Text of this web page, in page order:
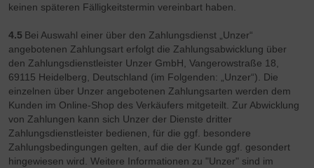
keinen späteren Fälligkeitstermin vereinbart haben.
4.5 Bei Auswahl einer über den Zahlungsdienst „Unzer“
angebotenen Zahlungsart erfolgt die Zahlungsabwicklung über
den Zahlungsdienstleister Unzer GmbH, Vangerowstraße 18,
69115 Heidelberg, Deutschland (im Folgenden: „Unzer“). Die
einzelnen über Unzer angebotenen Zahlungsarten werden dem
Kunden im Online-Shop des Verkäufers mitgeteilt. Zur Abwicklung
von Zahlungen kann sich Unzer der Dienste dritter
Zahlungsdienstleister bedienen, für die ggf. besondere
Zahlungsbedingungen gelten, auf die der Kunde ggf. gesondert
hingewiesen wird. Weitere Informationen zu "Unzer" sind im